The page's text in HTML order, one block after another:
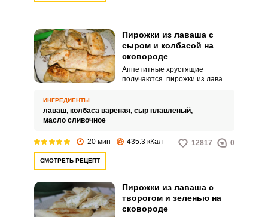
Пирожки из лаваша с
сыром и колбасой на
сковороде
Аппетитные хрустящие
получаются пирожки из лаваша
колбасы и сыра понравится
ИНГРЕДИЕНТЫ
лаваш, колбаса вареная, сыр плавленый,
масло сливочное
20 мин 435.3 кКал 12817 0
СМОТРЕТЬ РЕЦЕПТ
Пирожки из лаваша с
творогом и зеленью на
сковороде